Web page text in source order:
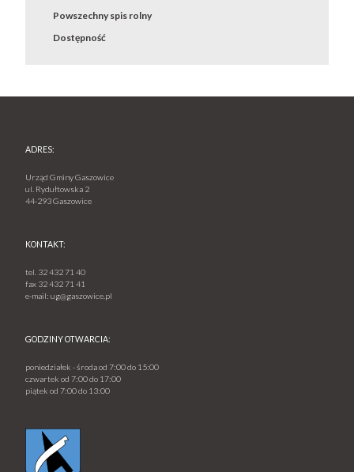
Powszechny spis rolny
Dostępność
ADRES:
Urząd Gminy Gaszowice
ul. Rydułtowska 2
44-293 Gaszowice
KONTAKT:
tel. 32 432 71 40
fax 32 432 71 41
e-mail:ug@gaszowice.pl
GODZINY OTWARCIA:
poniedziałek - środa od 7:00 do 15:00
czwartek od 7:00 do 17:00
piątek od 7:00 do 13:00